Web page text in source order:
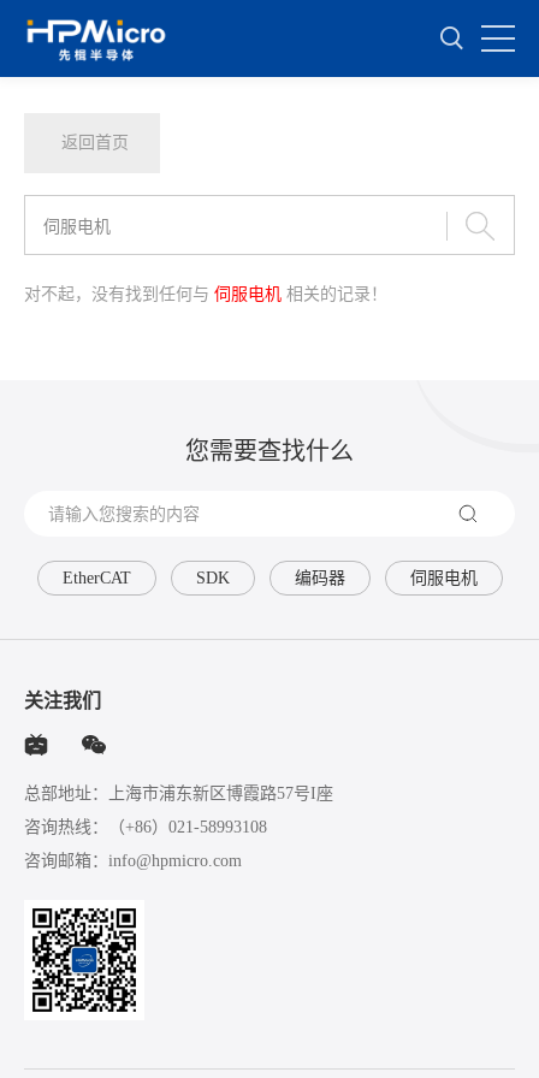
返回首页
对不起，没有找到任何与 伺服电机 相关的记录！
您需要查找什么
EtherCAT SDK 编码器 伺服电机
关注我们
总部地址：上海市浦东新区博霞路57号I座
咨询热线：
（+86）021-58993108
咨询邮箱： info@hpmicro.com